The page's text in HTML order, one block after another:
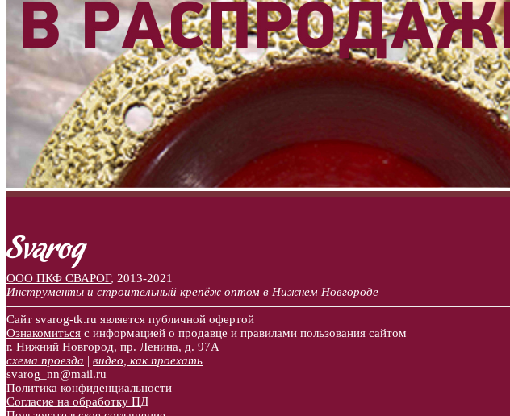
ООО ПКФ СВАРОГ, 2013-2021
Инструменты и строительный крепёж оптом в Нижнем Новгороде
Сайт svarog-tk.ru является публичной офертой
Ознакомиться с информацией о продавце и правилами пользования сайтом
г. Нижний Новгород, пр. Ленина, д. 97А
схема проезда | видео, как проехать
svarog_nn@mail.ru
Политика конфиденциальности
Согласие на обработку ПД